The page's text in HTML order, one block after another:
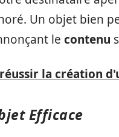
Un objet bien
le contenu
la création
Efficace